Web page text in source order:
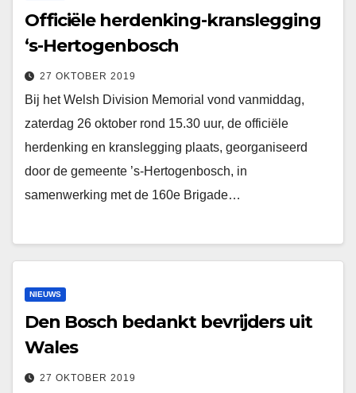
Officiële herdenking-kranslegging
‘s-Hertogenbosch
27 OKTOBER 2019
Bij het Welsh Division Memorial vond vanmiddag,
zaterdag 26 oktober rond 15.30 uur, de officiële
herdenking en kranslegging plaats, georganiseerd
door de gemeente ’s-Hertogenbosch, in
samenwerking met de 160e Brigade…
NIEUWS
Den Bosch bedankt bevrijders uit
Wales
27 OKTOBER 2019